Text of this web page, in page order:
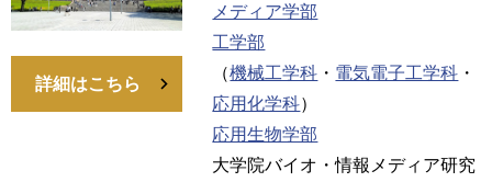
詳細はこちら
メディア学部
工学部
（機械工学科 ・ 電気電子工学科 ・
応用化学科）
応用生物学部
大学院バイオ・情報メディア研究